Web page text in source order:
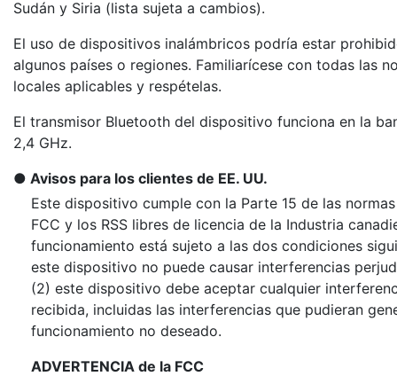
Sudán y Siria (lista sujeta a cambios).
El uso de dispositivos inalámbricos podría estar
algunos países o regiones. Familiarícese con todas las
locales aplicables y respételas.
El transmisor Bluetooth del dispositivo funciona en la
2,4 GHz.
Avisos para los clientes de EE. UU.
Este dispositivo cumple con la Parte 15 de las
FCC y los RSS libres de licencia de la Industria
funcionamiento está sujeto a las dos condiciones
este dispositivo no puede causar interferencias
(2) este dispositivo debe aceptar cualquier
recibida, incluidas las interferencias que pudieran
funcionamiento no deseado.
ADVERTENCIA de la FCC